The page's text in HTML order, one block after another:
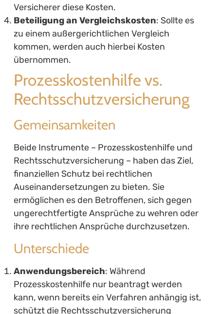
Versicherer diese Kosten.
Beteiligung an Vergleichskosten: Sollte es
zu einem außergerichtlichen Vergleich
kommen, werden auch hierbei Kosten
übernommen.
Prozesskostenhilfe vs.
Rechtsschutzversicherung
Gemeinsamkeiten
Beide Instrumente – Prozesskostenhilfe und
Rechtsschutzversicherung – haben das Ziel,
finanziellen Schutz bei rechtlichen
Auseinandersetzungen zu bieten. Sie
ermöglichen es den Betroffenen, sich gegen
ungerechtfertigte Ansprüche zu wehren oder
ihre rechtlichen Ansprüche durchzusetzen.
Unterschiede
Anwendungsbereich: Während
Prozesskostenhilfe nur beantragt werden
kann, wenn bereits ein Verfahren anhängig ist,
schützt die Rechtsschutzversicherung